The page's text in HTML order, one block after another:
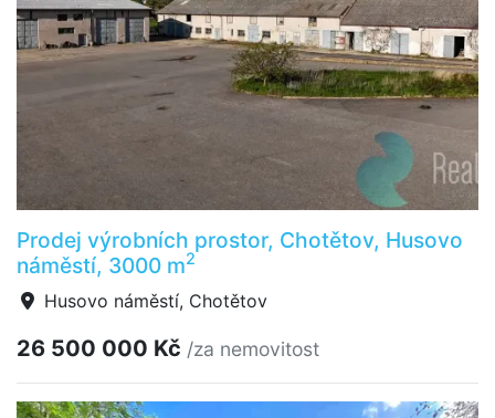
Prodej výrobních prostor, Chotětov, Husovo
náměstí, 3000 m2
Husovo náměstí, Chotětov
26 500 000 Kč /za nemovitost